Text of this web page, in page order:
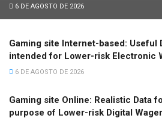
6 DE AGOSTO DE 2026
Gaming site Internet-based: Useful
intended for Lower-risk Electronic
6 DE AGOSTO DE 2026
Gaming site Online: Realistic Data
purpose of Lower-risk Digital